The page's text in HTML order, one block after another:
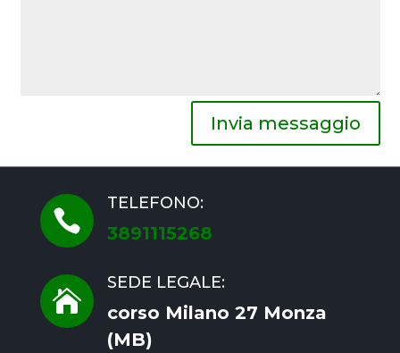
Invia messaggio

TELEFONO:
3891115268

SEDE LEGALE:
corso Milano 27 Monza
(MB)